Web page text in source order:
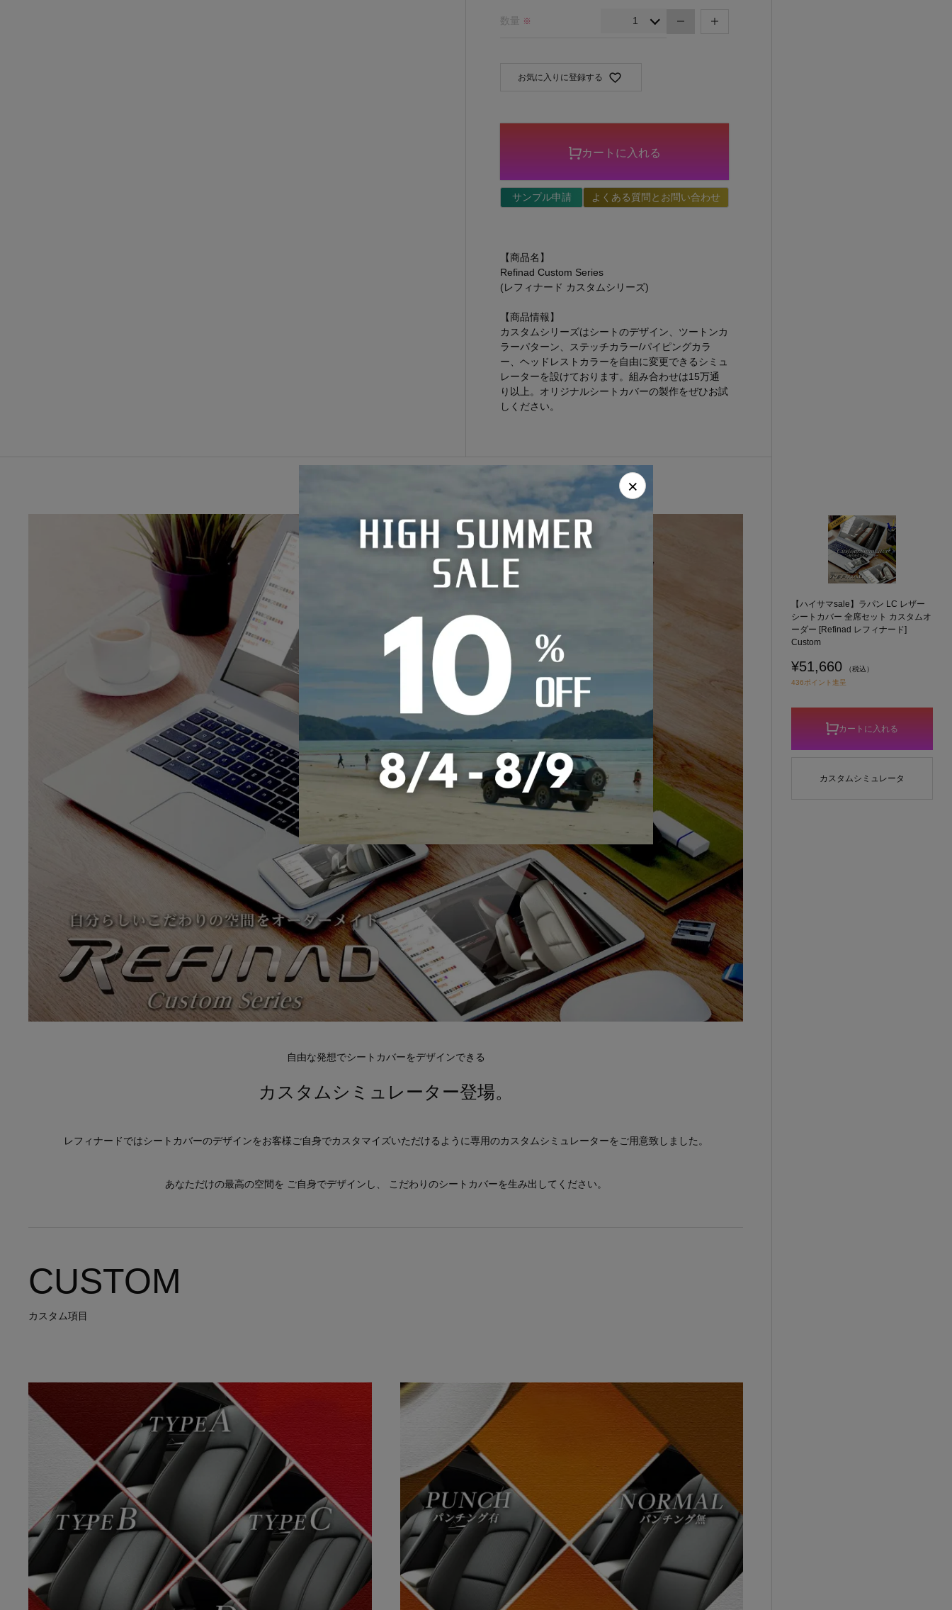
お気に入りに登録する
数量 ※
カートに入れる
サンプル申請 よくある質問とお問い合わせ
【商品名】
Refinad Custom Series
(レフィナード カスタムシリーズ)
【商品情報】
カスタムシリーズはシートのデザイン、ツートンカ
ラーパターン、ステッチカラー/パイピングカラ
ー、ヘッドレストカラーを自由に変更できるシミュ
レーターを設けております。組み合わせは15万通
り以上。オリジナルシートカバーの製作をぜひお試
しください。
自由な発想でシートカバーをデザインできる
カスタムシミュレーター登場。
レフィナードではシートカバーのデザインをお客様ご自身でカスタマイズいただけるように専用のカスタムシミュレーターをご用意致しました。
あなただけの最高の空間を ご自身でデザインし、 こだわりのシートカバーを生み出してください。
CUSTOM
カスタム項目
【ハイサマsale】ラパン LC レザー
シートカバー 全席セット カスタムオ
ーダー [Refinad レフィナード]
Custom
¥51,660
（税込）
436ポイント進呈
カートに入れる
カスタムシミュレータ
×